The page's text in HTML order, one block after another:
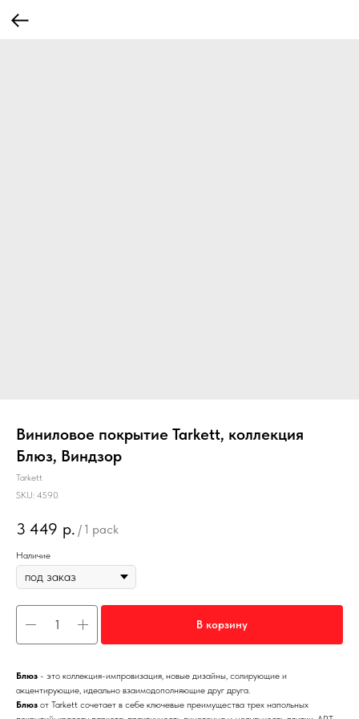
Виниловое покрытие Tarkett, коллекция
Блюз, Виндзор
Tarkett
SKU: 4590
3 449 р. / 1 pack
Наличие
В корзину
Блюз - это коллекция-импровизация, новые дизайны, солирующие и
акцентирующие, идеально взаимодополняющие друг друга.
Блюз от Tarkett сочетает в себе ключевые преимущества трех напольных